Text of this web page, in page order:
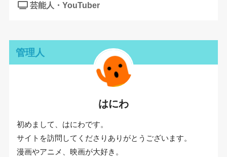
芸能人・YouTuber
管理人
はにわ
初めまして、はにわです。
サイトを訪問してくださりありがとうございます。
漫画やアニメ、映画が大好き。